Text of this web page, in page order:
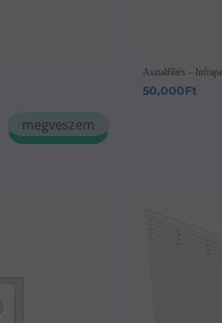
megveszem
Asztalfűtés –
50,000Ft